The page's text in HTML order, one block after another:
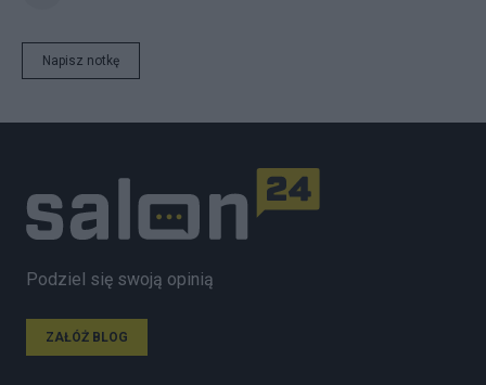
Napisz notkę
Podziel się swoją opinią
ZAŁÓŻ BLOG